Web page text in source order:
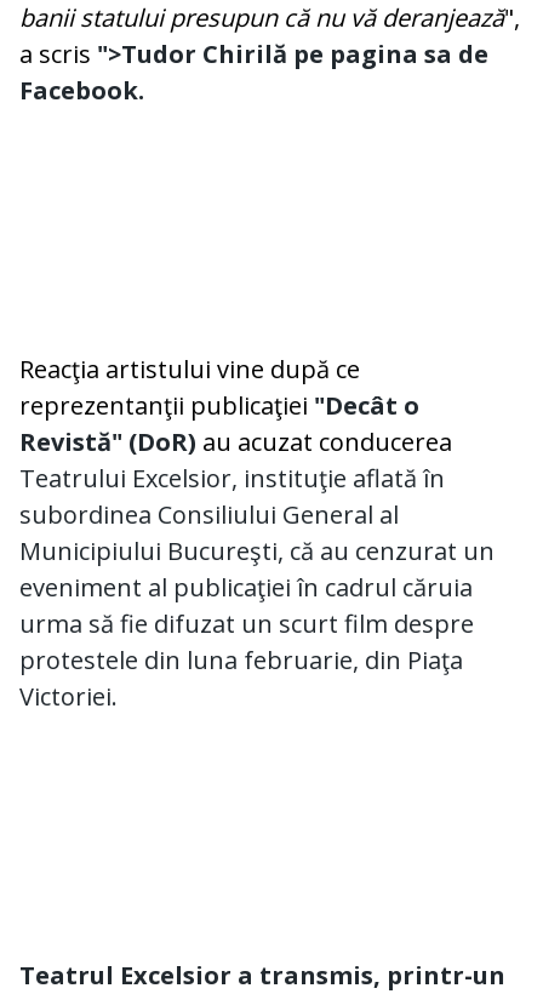
banii statului presupun că nu vă deranjează",
a scris ">Tudor Chirilă pe pagina sa de
Facebook.
Reacţia artistului vine după ce
reprezentanţii publicaţiei "Decât o
Revistă" (DoR) au acuzat conducerea
Teatrului Excelsior, instituţie aflată în
subordinea Consiliului General al
Municipiului Bucureşti, că au cenzurat un
eveniment al publicaţiei în cadrul căruia
urma să fie difuzat un scurt film despre
protestele din luna februarie, din Piaţa
Victoriei.
Teatrul Excelsior a transmis, printr-un